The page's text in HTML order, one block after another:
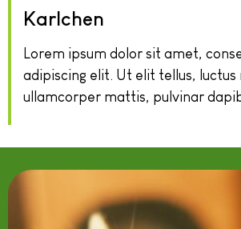
Karlchen
Lorem ipsum dolor sit amet,
adipiscing elit. Ut elit tellus, luctus
ullamcorper mattis, pulvinar